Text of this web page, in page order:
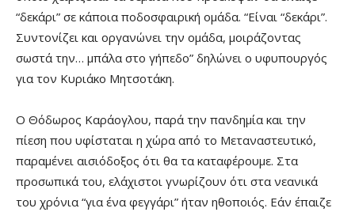
“δεκάρι” σε κάποια ποδοσφαιρική ομάδα. “Είναι “δεκάρι”.
Συντονίζει και οργανώνει την ομάδα, μοιράζοντας
σωστά την… μπάλα στο γήπεδο” δηλώνει ο υφυπουργός
για τον Κυριάκο Μητσοτάκη.
Ο Θόδωρος Καράογλου, παρά την πανδημία και την
πίεση που υφίσταται η χώρα από το Μεταναστευτικό,
παραμένει αισιόδοξος ότι θα τα καταφέρουμε. Στα
προσωπικά του, ελάχιστοι γνωρίζουν ότι στα νεανικά
του χρόνια “για ένα φεγγάρι” ήταν ηθοποιός. Εάν έπαιζε